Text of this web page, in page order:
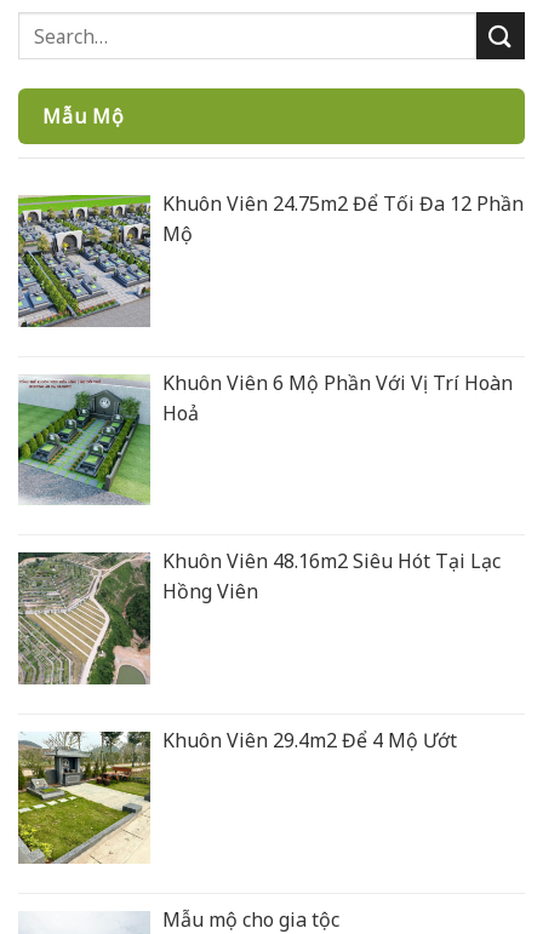
Mẫu Mộ
Khuôn Viên 24.75m2 Để Tối Đa 12 Phần
Mộ
Khuôn Viên 6 Mộ Phần Với Vị Trí Hoàn
Hoả
Khuôn Viên 48.16m2 Siêu Hót Tại Lạc
Hồng Viên
Khuôn Viên 29.4m2 Để 4 Mộ Ướt
Mẫu mộ cho gia tộc